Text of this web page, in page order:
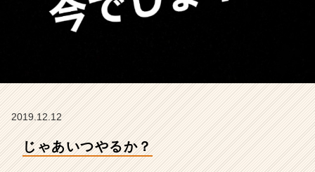
イ
ム
|
ャ
ー・
2019.12.12
じゃあいつやるか？